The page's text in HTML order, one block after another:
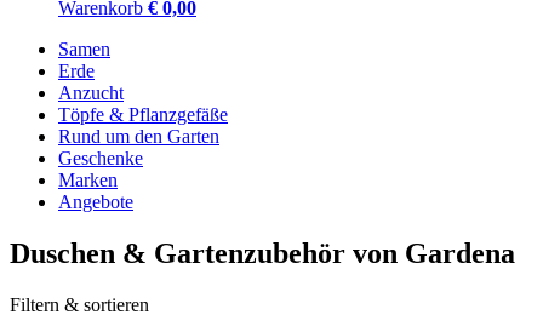
Warenkorb € 0,00
Samen
Erde
Anzucht
Töpfe & Pflanzgefäße
Rund um den Garten
Geschenke
Marken
Angebote
Duschen & Gartenzubehör von Gardena
Filtern & sortieren